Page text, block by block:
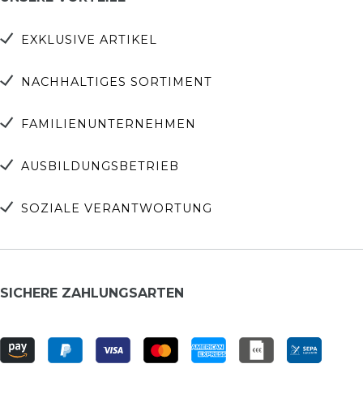
EXKLUSIVE ARTIKEL
NACHHALTIGES SORTIMENT
FAMILIENUNTERNEHMEN
AUSBILDUNGSBETRIEB
SOZIALE VERANTWORTUNG
SICHERE ZAHLUNGSARTEN